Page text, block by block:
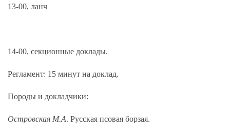
13-00, ланч
14-00, секционные доклады.
Регламент: 15 минут на доклад.
Породы и докладчики:
Островская М.А. Русская псовая борзая.